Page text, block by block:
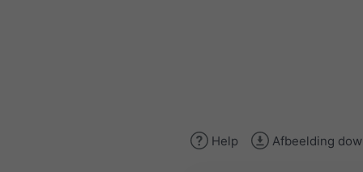
Help Afbeelding